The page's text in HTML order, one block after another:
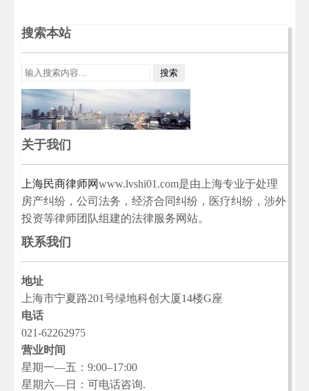
搜索本站
关于我们
上海民商律师网www.lvshi01.com是由上海专业于处理
房产纠纷，公司法务，经济合同纠纷，医疗纠纷，涉外
投资等律师团队组建的法律服务网站。
联系我们
地址
上海市宁夏路201号绿地科创大厦14楼G座
电话
021-62262975
营业时间
星期一—五：9:00–17:00
星期六—日：可电话咨询.